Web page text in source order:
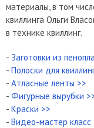
материалы, в том
квиллинга Ольги
в технике квиллинг.
- Заготовки из
- Полоски для
- Атласные ленты >>
- Фигурные вырубки
- Краски >>
- Видео-мастер класс